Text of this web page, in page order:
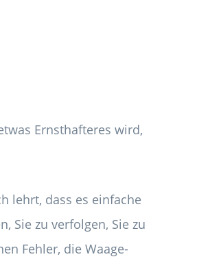
Ernsthafteres wird,
lehrt, dass es einfache
Sie zu verfolgen, Sie zu
Fehler, die Waage-